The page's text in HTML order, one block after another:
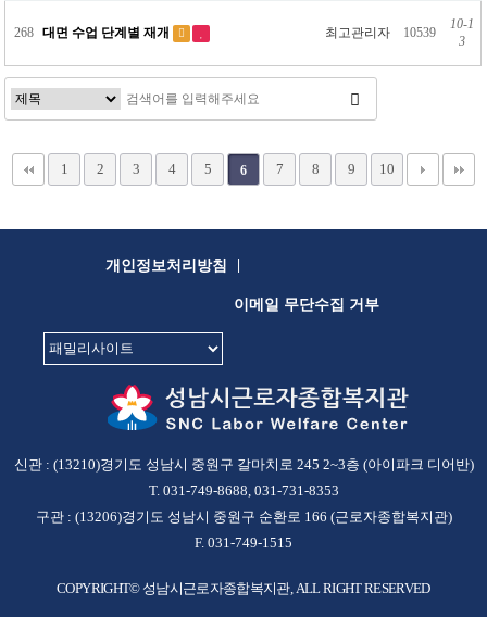
268 대면 수업 단계별 재개 최고관리자 10539
10-1
3
1 2 3 4 5 6 7 8 9 10
개인정보처리방침
이메일 무단수집 거부
신관 : (13210)경기도 성남시 중원구 갈마치로 245 2~3층 (아이파크 디어반)
T. 031-749-8688, 031-731-8353
구관 : (13206)경기도 성남시 중원구 순환로 166 (근로자종합복지관)
F. 031-749-1515
COPYRIGHT© 성남시근로자종합복지관, ALL RIGHT RESERVED